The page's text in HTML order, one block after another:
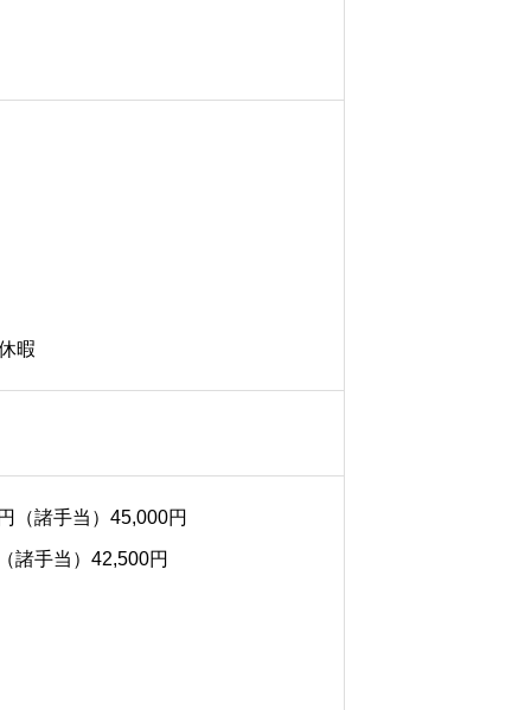
暇
（諸手当）45,000円
諸手当）42,500円